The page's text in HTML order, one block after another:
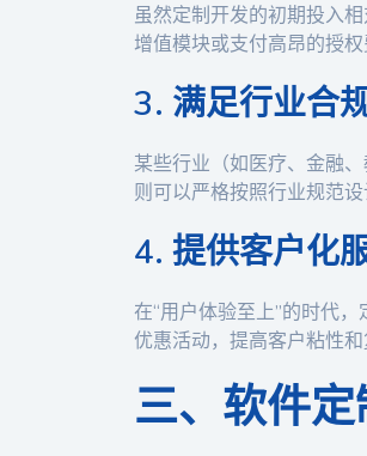
虽然定制开发的初期投入
增值模块或支付高昂的授
3. 满足行业合
某些行业（如医疗、金融
则可以严格按照行业规范设
4. 提供客户化
在“用户体验至上”的时代
优惠活动，提高客户粘性和
三、软件